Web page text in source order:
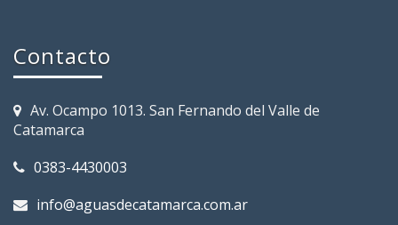
Contacto
Av. Ocampo 1013. San Fernando del Valle de
Catamarca
0383-4430003
info@aguasdecatamarca.com.ar